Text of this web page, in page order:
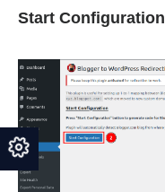
Start Configuration